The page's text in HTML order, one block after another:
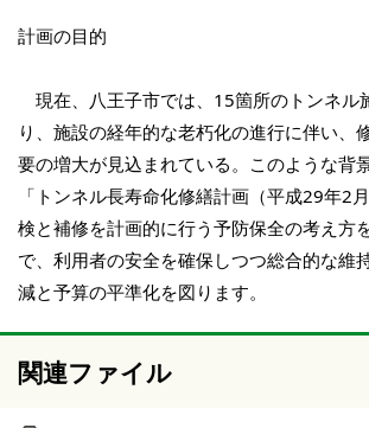
計画の目的
現在、八王子市では、15箇所のトンネル
り、施設の経年的な老朽化の進行に伴い、
要の増大が見込まれている。このような背
「トンネル長寿命化修繕計画（平成29年2
検と補修を計画的に行う予防保全の考え方
で、利用者の安全を確保しつつ総合的な維
減と予算の平準化を図ります。
関連ファイル